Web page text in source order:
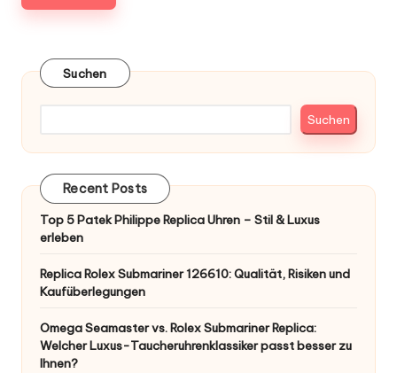
Suchen
Suchen
Recent Posts
Top 5 Patek Philippe Replica Uhren – Stil & Luxus
erleben
Replica Rolex Submariner 126610: Qualität, Risiken und
Kaufüberlegungen
Omega Seamaster vs. Rolex Submariner Replica:
Welcher Luxus-Taucheruhrenklassiker passt besser zu
Ihnen?